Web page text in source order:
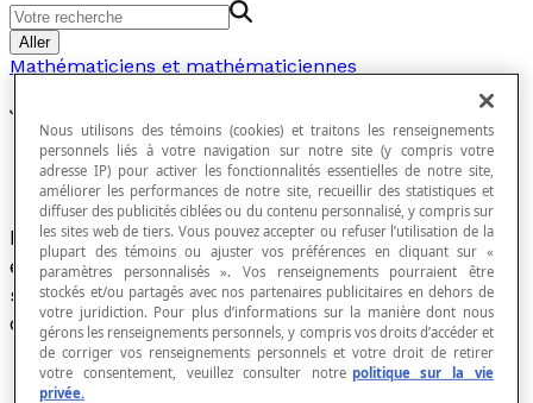
Aller
Mathématiciens et mathématiciennes
Johann Rahn (1622-1676)
Mathématicien suisse. Dans son traité d'algèbre,
en 1659, il introduisit le symbole * comme
symbole de multiplication et le symbole ÷
comme symbole de division(a ÷ b).
Nous utilisons des témoins (cookies) et traitons les renseignements
personnels liés à votre navigation sur notre site (y compris votre
adresse IP) pour activer les fonctionnalités essentielles de notre site,
améliorer les performances de notre site, recueillir des statistiques et
diffuser des publicités ciblées ou du contenu personnalisé, y compris sur
les sites web de tiers. Vous pouvez accepter ou refuser l’utilisation de la
plupart des témoins ou ajuster vos préférences en cliquant sur «
paramètres personnalisés ». Vos renseignements pourraient être
stockés et/ou partagés avec nos partenaires publicitaires en dehors de
votre juridiction. Pour plus d’informations sur la manière dont nous
gérons les renseignements personnels, y compris vos droits d’accéder et
de corriger vos renseignements personnels et votre droit de retirer
votre consentement, veuillez consulter notre politique sur la vie
privée.